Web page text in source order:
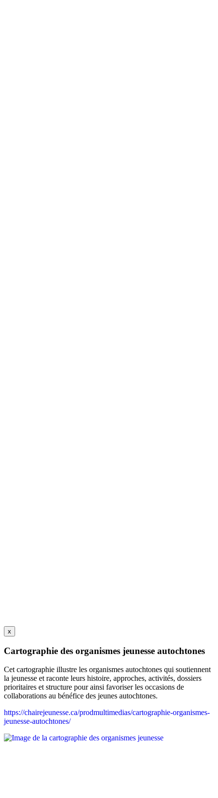
x
Cartographie des organismes jeunesse autochtones
Cet cartographie illustre les organismes autochtones qui soutiennent
la jeunesse et raconte leurs histoire, approches, activités, dossiers
prioritaires et structure pour ainsi favoriser les occasions de
collaborations au bénéfice des jeunes autochtones.
https://chairejeunesse.ca/prodmultimedias/cartographie-organismes-
jeunesse-autochtones/